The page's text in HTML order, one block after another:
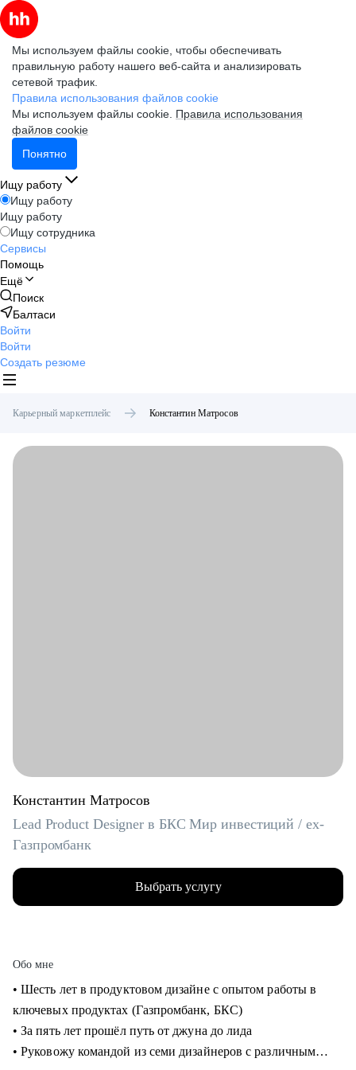
Мы используем файлы cookie, чтобы обеспечивать
правильную работу нашего веб-сайта и анализировать
сетевой трафик.
Правила использования файлов cookie
Мы используем файлы cookie. Правила использования
файлов cookie
Понятно
Ищу работу
Ищу работу
Ищу работу
Ищу сотрудника
Сервисы
Помощь
Ещё
Поиск
Балтаси
Войти
Войти
Создать резюме
Карьерный маркетплейс Константин Матросов
Константин Матросов
Lead Product Designer в БКС Мир инвестиций / ex-
Газпромбанк
Выбрать услугу
Обо мне
• Шесть лет в продуктовом дизайне с опытом работы в
ключевых продуктах (Газпромбанк, БКС)
• За пять лет прошёл путь от джуна до лида
• Руковожу командой из семи дизайнеров с различным